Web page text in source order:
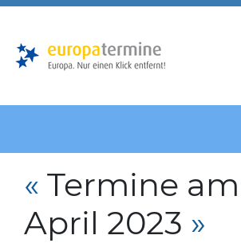
« Termine
April 2023 »